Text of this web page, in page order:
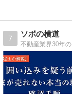
7
ソボの横道